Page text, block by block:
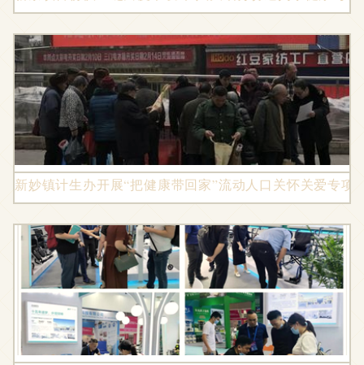
新妙镇计生办开展“把健康带回家”流动人口关怀关爱专项